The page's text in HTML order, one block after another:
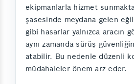
ekipmanlarla hizmet
şasesinde meydana gelen
gibi hasarlar yalnızca aracın
aynı zamanda sürüş
atabilir. Bu nedenle düzenli
müdahaleler önem arz eder.